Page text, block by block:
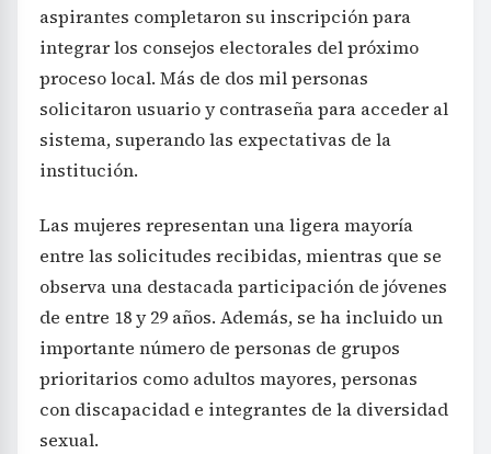
aspirantes completaron su inscripción para
integrar los consejos electorales del próximo
proceso local. Más de dos mil personas
solicitaron usuario y contraseña para acceder al
sistema, superando las expectativas de la
institución.
Las mujeres representan una ligera mayoría
entre las solicitudes recibidas, mientras que se
observa una destacada participación de jóvenes
de entre 18 y 29 años. Además, se ha incluido un
importante número de personas de grupos
prioritarios como adultos mayores, personas
con discapacidad e integrantes de la diversidad
sexual.